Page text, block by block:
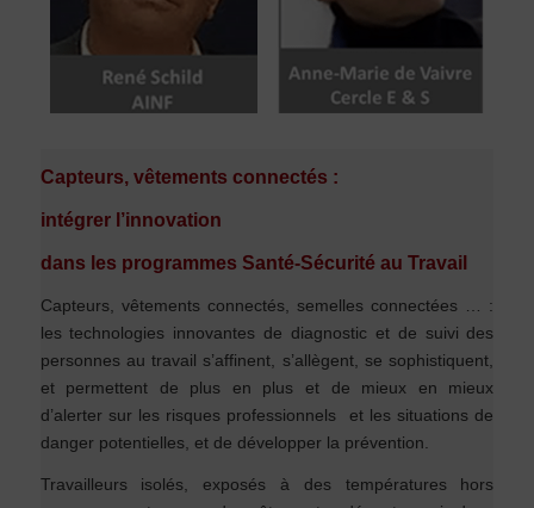
Capteurs, vêtements connectés :
intégrer l’innovation
dans les programmes Santé-Sécurité au Travail
Capteurs, vêtements connectés, semelles connectées … :
les technologies innovantes de diagnostic et de suivi des
personnes au travail s’affinent, s’allègent, se sophistiquent,
et permettent de plus en plus et de mieux en mieux
d’alerter sur les risques professionnels et les situations de
danger potentielles, et de développer la prévention.
Travailleurs isolés, exposés à des températures hors